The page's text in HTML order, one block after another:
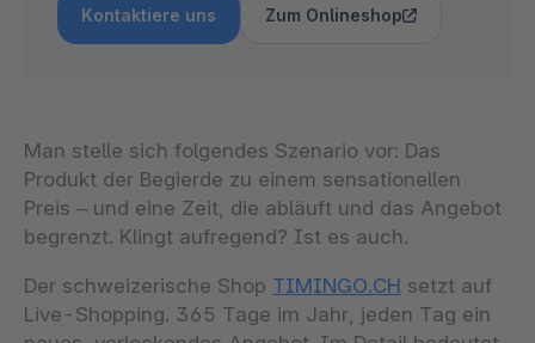
Kontaktiere uns Zum Onlineshop
Man stelle sich folgendes Szenario vor: Das
Produkt der Begierde zu einem sensationellen
Preis – und eine Zeit, die abläuft und das Angebot
begrenzt. Klingt aufregend? Ist es auch.
Der schweizerische Shop TIMINGO.CH setzt auf
Live-Shopping. 365 Tage im Jahr, jeden Tag ein